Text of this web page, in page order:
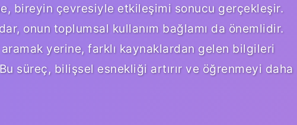
bireyin çevresiyle etkileşimi sonucu gerçekleşir.
onun toplumsal kullanım bağlamı da önemlidir.
yerine, farklı kaynaklardan gelen bilgileri
süreç, bilişsel esnekliği artırır ve öğrenmeyi daha